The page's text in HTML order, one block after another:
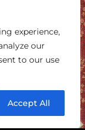
experience,
our
to our use
Accept All